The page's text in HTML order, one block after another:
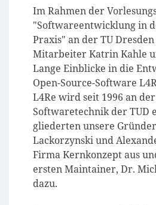
Im Rahmen der
"Softwareentwicklung in
Praxis" an der TU
Mitarbeiter Katrin Kahle
Lange Einblicke in die
Open-Source-Software
L4Re wird seit 1996 an
Softwaretechnik der TUD
gliederten unsere
Lackorzynski und
Firma Kernkonzept aus
ersten Maintainer, Dr.
dazu.